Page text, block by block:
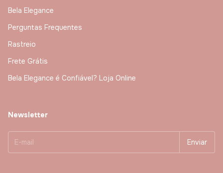
Bela Elegance
Perguntas Frequentes
Rastreio
Frete Grátis
Bela Elegance é Confiável? Loja Online
Newsletter